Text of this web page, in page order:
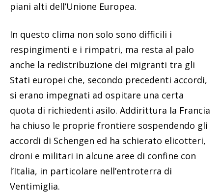
piani alti dell’Unione Europea.
In questo clima non solo sono difficili i
respingimenti e i rimpatri, ma resta al palo
anche la redistribuzione dei migranti tra gli
Stati europei che, secondo precedenti accordi,
si erano impegnati ad ospitare una certa
quota di richiedenti asilo. Addirittura la Francia
ha chiuso le proprie frontiere sospendendo gli
accordi di Schengen ed ha schierato elicotteri,
droni e militari in alcune aree di confine con
l’Italia, in particolare nell’entroterra di
Ventimiglia.